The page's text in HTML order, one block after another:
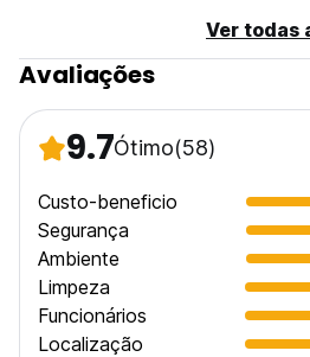
Horário de recepção das 10h00
18h00. (Auto-translated from
Ver todas
Avaliações
9.7Ótimo(58)
Custo-beneficio
Segurança
Ambiente
Limpeza
Funcionários
Localização